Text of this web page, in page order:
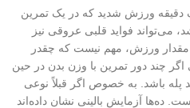
دقیقه ورزش شدید که در یک تمرین
می‌تواند فواید قلبی عروقی نیز
ورزش، مهم نیست که چقدر
اگر چند دور تمرین با وزن بدن در حین
پله باشد. به خصوص اگر قبلاً نوعی
ده‌ها آزمایش بالینی نشان داده‌اند